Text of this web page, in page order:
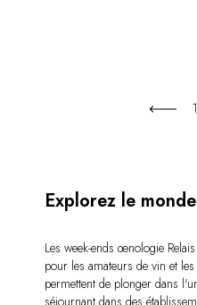
1
Explorez le
Les week-ends œnologie
pour les amateurs de vin et
permettent de plonger dans